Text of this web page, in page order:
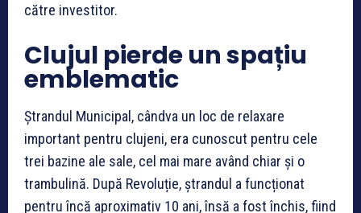
către investitor.
Clujul pierde un spațiu
emblematic
Ștrandul Municipal, cândva un loc de relaxare
important pentru clujeni, era cunoscut pentru cele
trei bazine ale sale, cel mai mare având chiar și o
trambulină. După Revoluție, ștrandul a funcționat
pentru încă aproximativ 10 ani, însă a fost închis, fiind